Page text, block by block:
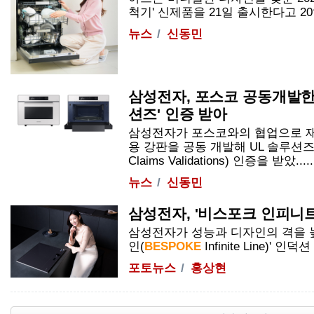
척기' 신제품을 21일 출시한다고
뉴스
신동민
삼성전자, 포스코 공동개발
션즈' 인증 받아
삼성전자가 포스코와의 협업으로
용 강판을 공동 개발해 UL 솔루션
Claims Validations) 인증을 받았
뉴스
신동민
삼성전자, '비스포크 인피니
삼성전자가 성능과 디자인의 격을
인(BESPOKE Infinite Line)' 인덕션
포토뉴스
홍상현